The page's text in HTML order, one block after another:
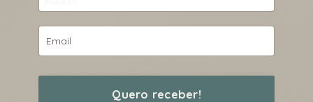
Quero receber!